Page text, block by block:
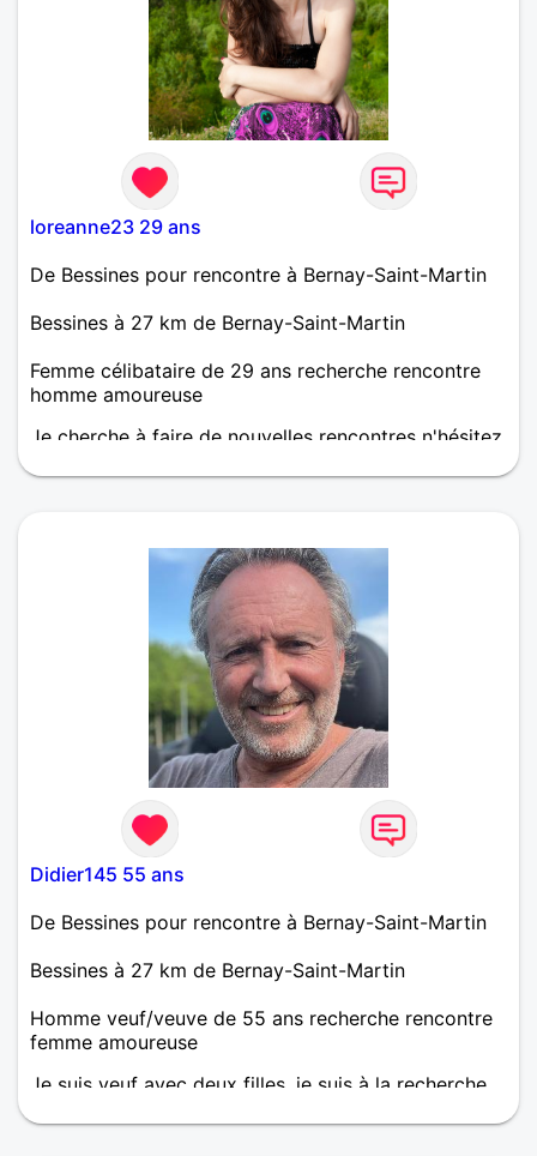
loreanne23 29 ans
De Bessines pour rencontre à Bernay-Saint-Martin
Bessines à 27 km de Bernay-Saint-Martin
Femme célibataire de 29 ans recherche rencontre
homme amoureuse
Je cherche à faire de nouvelles rencontres n'hésitez
non ?
Didier145 55 ans
De Bessines pour rencontre à Bernay-Saint-Martin
Bessines à 27 km de Bernay-Saint-Martin
Homme veuf/veuve de 55 ans recherche rencontre
femme amoureuse
Je suis veuf avec deux filles, je suis à la recherche